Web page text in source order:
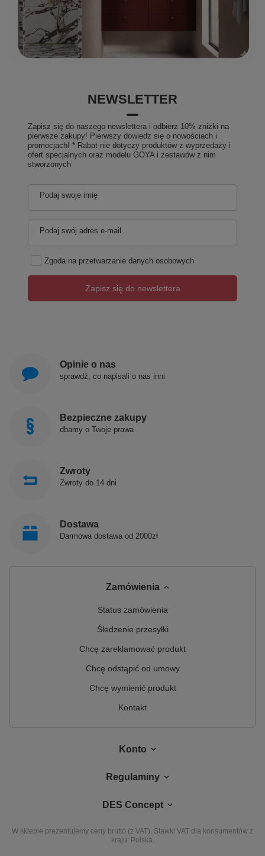
NEWSLETTER
Zapisz się do naszego newslettera i odbierz 10% zniżki na
pierwsze zakupy! Pierwszy dowiedz się o nowościach i
promocjach! * Rabat nie dotyczy produktów z wyprzedaży i
ofert specjalnych oraz modelu GOYA i zestawów z nim
stworzonych
Podaj swoje imię
Podaj swój adres e-mail
Zgoda na przetwarzanie danych osobowych
Zapisz się do newslettera
Opinie o nas
sprawdź, co napisali o nas inni
Bezpieczne zakupy
dbamy o Twoje prawa
Zwroty
Zwroty do 14 dni
Dostawa
Darmowa dostawa od 2000zł
Zamówienia
Status zamówienia
Śledzenie przesyłki
Chcę zareklamować produkt
Chcę odstąpić od umowy
Chcę wymienić produkt
Kontakt
Konto
Regulaminy
DES Concept
W sklepie prezentujemy ceny brutto (z VAT). Stawki VAT dla konsumentów z
kraju: Polska.